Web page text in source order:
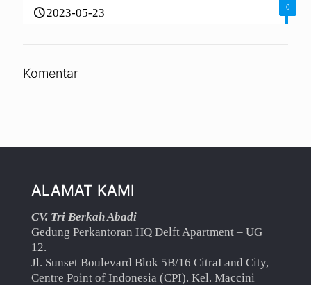
0
2023-05-23
Komentar
ALAMAT KAMI
CV. Tri Berkah Abadi
Gedung Perkantoran HQ Delft Apartment – UG
12.
Jl. Sunset Boulevard Blok 5B/16 CitraLand City,
Centre Point of Indonesia (CPI). Kel. Maccini